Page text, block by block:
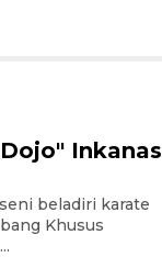
Inkanas
beladiri karate
Khusus